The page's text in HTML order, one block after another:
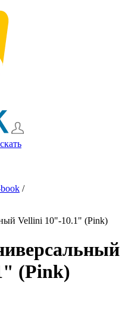
/
Vellini 10"-10.1" (Pink)
(Pink)